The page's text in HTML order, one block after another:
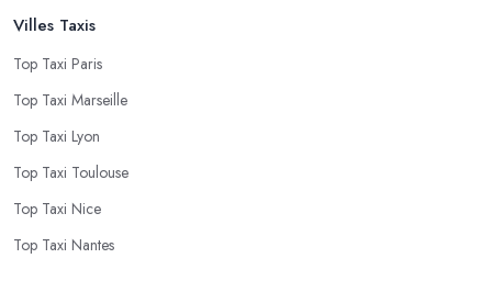
Villes Taxis
Top Taxi Paris
Top Taxi Marseille
Top Taxi Lyon
Top Taxi Toulouse
Top Taxi Nice
Top Taxi Nantes